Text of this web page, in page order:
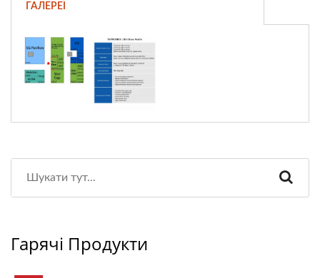
ГАЛЕРЕЇ
Гарячі Продукти